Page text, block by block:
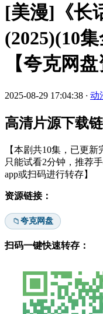
[美漫]《长
(2025)(10
【夸克网盘
2025-08-29 17:04:38 · 动
高清片源下载
【本剧共10集，已更
只能试看2分钟，推荐
app或扫码进行转存】
资源链接：
📁夸克网盘
扫码一键快速转存：